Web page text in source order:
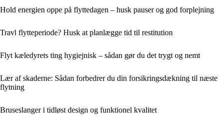
Hold energien oppe på flyttedagen – husk pauser og god forplejning
Travl flytteperiode? Husk at planlægge tid til restitution
Flyt kæledyrets ting hygiejnisk – sådan gør du det trygt og nemt
Lær af skaderne: Sådan forbedrer du din forsikringsdækning til næste
flytning
Bruseslanger i tidløst design og funktionel kvalitet